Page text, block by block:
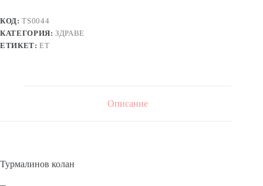
КОД:TS0044
КАТЕГОРИЯ:ЗДРАВЕ
ЕТИКЕТ:ЕТ
Описание
Турмалинов колан